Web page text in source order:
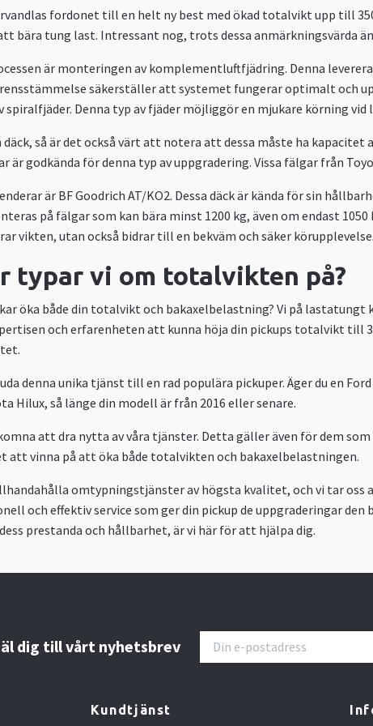
fordonet till en helt ny best med ökad totalvikt upp till
bära tung last. Intressant nog, trots dessa anmärkningsvärda
är monteringen av komplementluftfjädring. Denna
säkerställer att systemet fungerar optimalt och
spiralfjäder. Denna typ av fjäder möjliggör en mjukare körning
så är det också värt att notera att dessa måste ha kapacitet
godkända för denna typ av uppgradering. Vissa fälgar från
är BF Goodrich AT/KO2. Dessa däck är kända för sin
på fälgar som kan bära minst 1200 kg, även om endast
vikten, utan också bidrar till en bekväm och säker körupplevelse.
typar vi om totalvikten på?
öka både din totalvikt och bakaxelbelastning? Vi på
och erfarenheten att kunna höja din pickups totalvikt till
denna unika tjänst till en rad populära pickuper. Äger du en
Hilux, så länge din modell är från 2016 eller senare.
att dra nytta av våra tjänster. Detta gäller även för dem
att vinna på att öka både totalvikten och bakaxelbelastningen.
omtypningstjänster av högsta kvalitet, och vi tar oss
och effektiv service som ger din pickup de uppgraderingar
prestanda och hållbarhet, är vi här för att hjälpa dig.
dig till vårt nyhetsbrev
Kundtjänst